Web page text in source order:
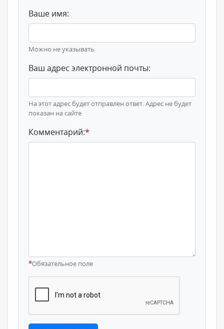
Ваше имя:
Можно не указывать
Ваш адрес электронной почты:
На этот адрес будет отправлен ответ. Адрес не будет
показан на сайте
Комментарий:*
*Обязательное поле